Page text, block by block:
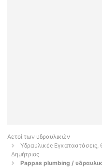
Αετοί των υδραυλικών
Υδραυλικές
Δημήτριος
Pappas plumbing /